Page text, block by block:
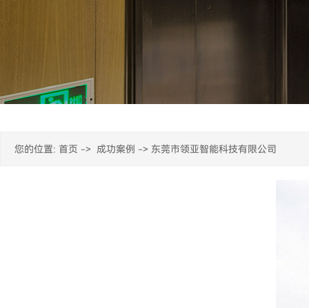
您的位置: 首页 -> 成功案例 -> 东莞市领亚智能科技有限公司